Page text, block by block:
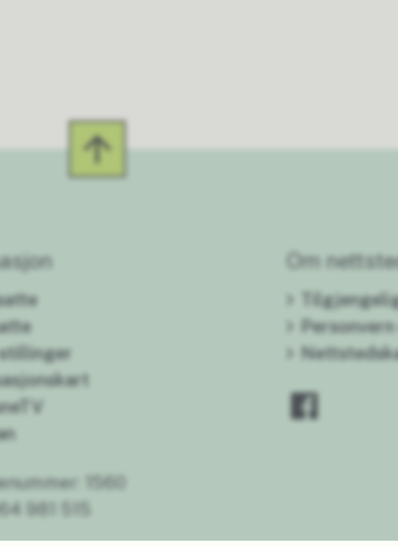
1560
981 515
Om